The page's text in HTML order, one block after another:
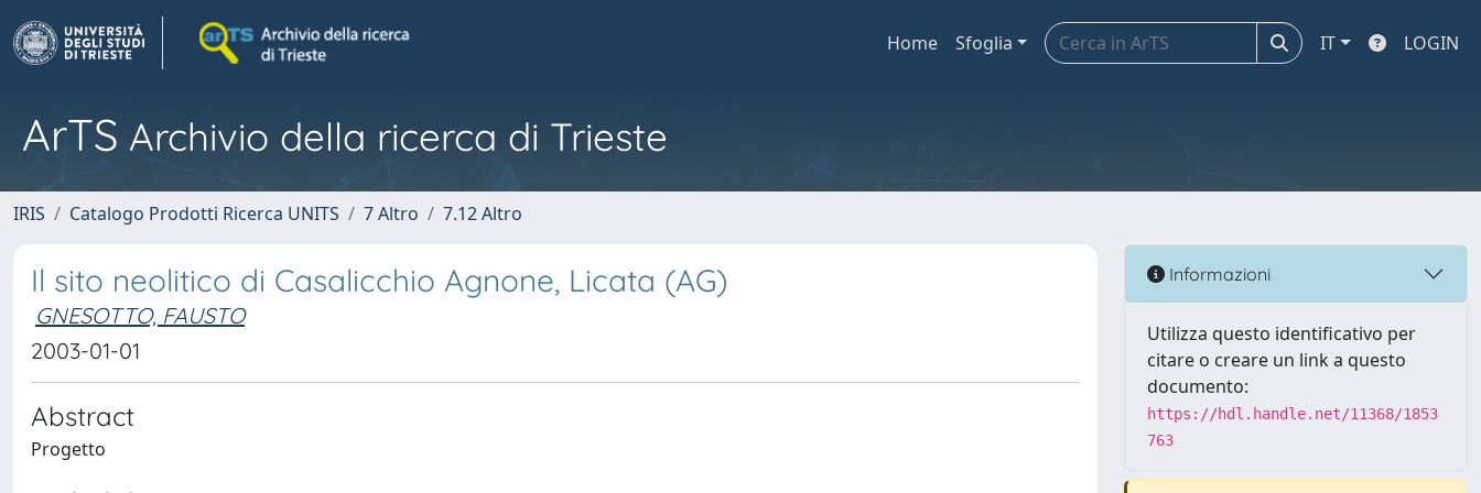
Home Sfoglia IT LOGIN
ArTS Archivio della ricerca di Trieste
IRIS Catalogo Prodotti Ricerca UNITS 7 Altro 7.12 Altro
Il sito neolitico di Casalicchio Agnone, Licata (AG)
GNESOTTO, FAUSTO
2003-01-01
Abstract
Progetto
Informazioni
Utilizza questo identificativo per
citare o creare un link a questo
documento:
https://hdl.handle.net/11368/1853
763